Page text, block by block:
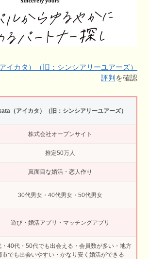
イカタ）（旧：シンシアリーユアーズ）
評判 を確認
（アイカタ）（旧：シンシアリーユアーズ）
株式会社オープンサイト
推定50万人
真面目な婚活・恋人作り
30代男女・40代男女・50代男女
遊び・婚活アプリ・マッチングアプリ
・40代・50代でも出会える・会員数が多い・地方
市でも出会いやすい・かなり安く婚活ができる